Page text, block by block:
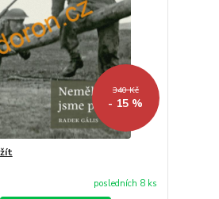
340 Kč
- 15 %
posledních 8 ks